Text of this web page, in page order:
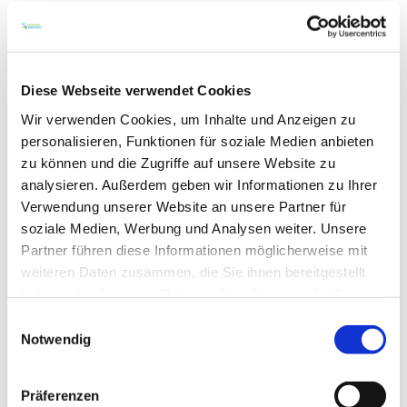
Diese Webseite verwendet Cookies
Wir verwenden Cookies, um Inhalte und Anzeigen zu
personalisieren, Funktionen für soziale Medien anbieten
zu können und die Zugriffe auf unsere Website zu
analysieren. Außerdem geben wir Informationen zu Ihrer
Verwendung unserer Website an unsere Partner für
soziale Medien, Werbung und Analysen weiter. Unsere
Partner führen diese Informationen möglicherweise mit
weiteren Daten zusammen, die Sie ihnen bereitgestellt
Notwendig
Präferenzen
Weingut Eimermann
Im Nordosten von Rheinhessen liegt Nierstein-
Schwabsburg, direkt am Rhein und dem berühmten
Roten Hang. Hier sind wir genauso tief verwurzelt
wie unsere Reben. Mit unseren Weinen möchten wir
ein Stück unserer Heimat in die Welt tragen. Wir sind
das Weingut Eimermann. Ein klassischer
Familienbetrieb, in dem alle Hand in Hand
Mitarbeiterin Elke und ein großartiges Team!
mehr erfahren